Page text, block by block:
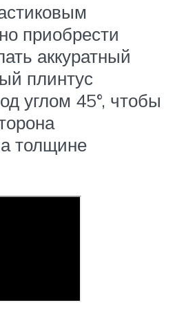
приобрести
аккуратный
плинтус
углом 45°, чтобы
толщине